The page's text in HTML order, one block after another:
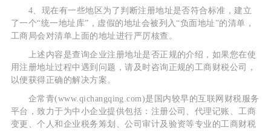
4、现在有一些地区为了判断注册地址是否符合标准，建立
了一个“统一地址库”，虚假的地址会被列入“负面地址”的清单，
工商局会对清单上面的地址进行严厉核查。
上述内容是查询企业注册地址是否正规的介绍，如果您在使
用注册地址过程中遇到问题，请及时咨询正规的工商财税公司，
以便获得正确的解决方案。
企常青(www.qichangqing.com)是国内较早的互联网财税服务
平台，致力于为中小企业提供包括：注册公司、代理记账、工商
变更、个人和企业税务筹划、公司审计及验资等专业的工商财税